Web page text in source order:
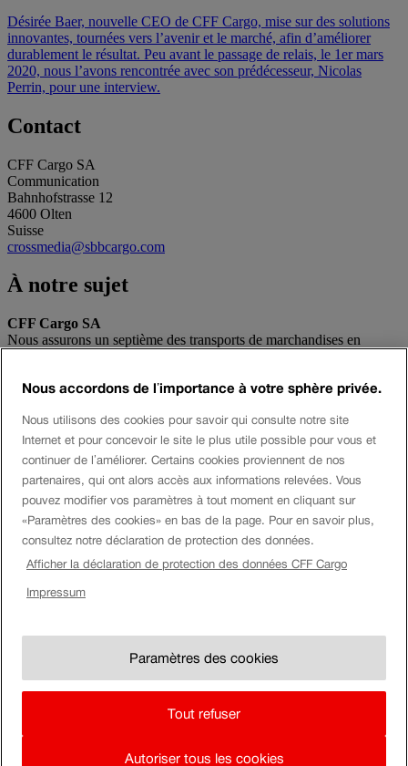
Désirée Baer, nouvelle CEO de CFF Cargo, mise sur des solutions
innovantes, tournées vers l’avenir et le marché, afin d’améliorer
durablement le résultat. Peu avant le passage de relais, le 1er mars
2020, nous l’avons rencontrée avec son prédécesseur, Nicolas
Perrin, pour une interview.
Contact
CFF Cargo SA
Communication
Bahnhofstrasse 12
4600 Olten
Suisse
crossmedia@sbbcargo.com
À notre sujet
CFF Cargo SA
Nous assurons un septième des transports de marchandises en
l’environnement de 432 000 tonnes de CO2 par an.
Social Media
Twitter
Facebook
Youtube
Instagram
LinkedIn
Tags
Indication Juridique
Directives conc. les commentaires
Nous accordons de l’importance à votre sphère privée.
Nous utilisons des cookies pour savoir qui consulte notre site
Internet et pour concevoir le site le plus utile possible pour vous et
continuer de l’améliorer. Certains cookies proviennent de nos
partenaires, qui ont alors accès aux informations relevées. Vous
pouvez modifier vos paramètres à tout moment en cliquant sur
«Paramètres des cookies» en bas de la page. Pour en savoir plus,
consultez notre déclaration de protection des données.
Afficher la déclaration de protection des données CFF Cargo
Impressum
Paramètres des cookies
Tout refuser
Autoriser tous les cookies